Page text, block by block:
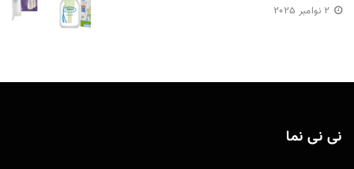
2 نوامبر 2025
نی نی نما